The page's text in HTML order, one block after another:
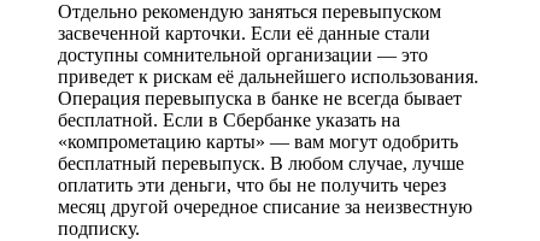
Отдельно рекомендую заняться перевыпуском
засвеченной карточки. Если её данные стали
доступны сомнительной организации — это
приведет к рискам её дальнейшего использования.
Операция перевыпуска в банке не всегда бывает
бесплатной. Если в Сбербанке указать на
«компрометацию карты» — вам могут одобрить
бесплатный перевыпуск. В любом случае, лучше
оплатить эти деньги, что бы не получить через
месяц другой очередное списание за неизвестную
подписку.